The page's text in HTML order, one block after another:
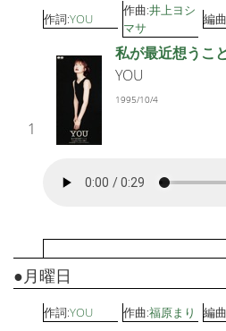
1
作詞:YOU
作曲:井上ヨシ
マサ
編
私が最近想うこ
YOU
1995/10/4
●月曜日
作詞:YOU 作曲:福原まり 編